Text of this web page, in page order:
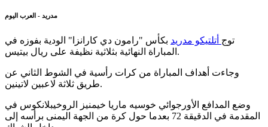
مدريد - العرب اليوم
توج أتلتيكو مدريد بكأس "رامون دي كارانزا" الودية بفوزه في
المباراة النهائية بثلاثية نظيفة على ريال بيتيس.
وجاءت أهداف المباراة من كرات رأسية في الشوط الثاني عن
طريق ثلاثة لاعبين لاتينين.
وضع المدافع الأورجوائي خوسيه ماريا خيمنيز الروخيبلانكوس في
المقدمة في الدقيقة 72 بعدما حول كرة من الجهة اليمنى برأسه إلى